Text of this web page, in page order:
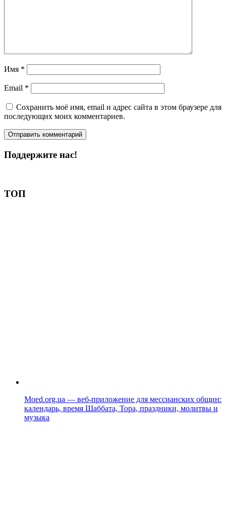
Имя *
Email *
Сохранить моё имя, email и адрес сайта в этом браузере для
последующих моих комментариев.
Поддержите нас!
ТОП
Moed.org.ua — веб-приложение для мессианских общин:
календарь, время Шаббата, Тора, праздники, молитвы и
музыка